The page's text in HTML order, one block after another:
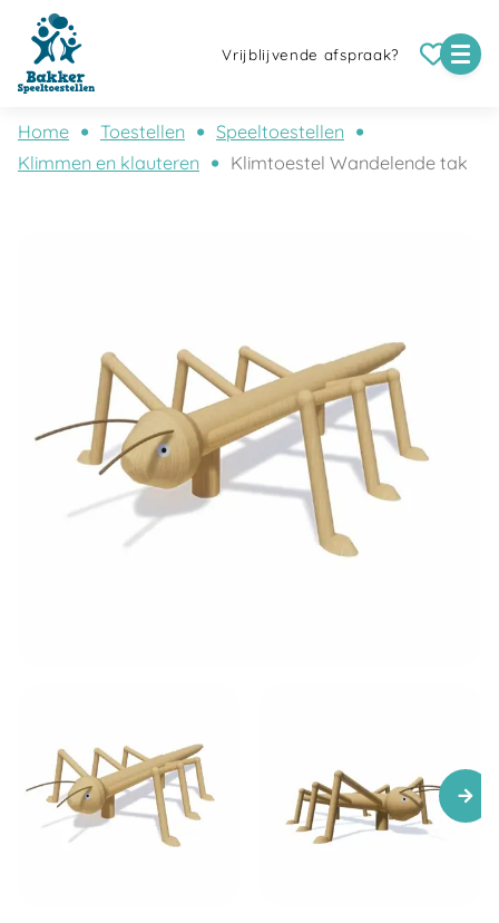
Vrijblijvende afspraak?
Home Toestellen
Speeltoestellen
Klimmen en klauteren
Klimtoestel Wandelende tak